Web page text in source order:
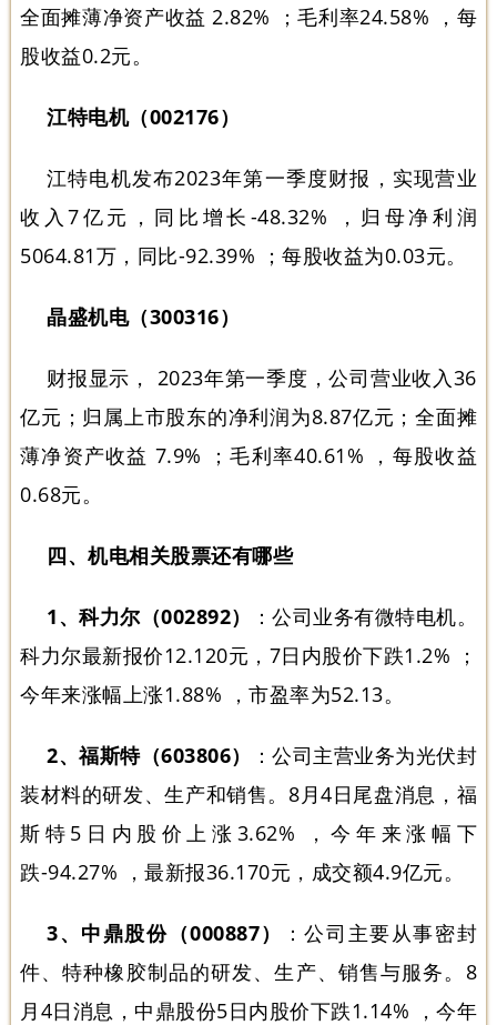
全面摊薄净资产收益 2.82% ；毛利率24.58% ，每
股收益0.2元。
江特电机（002176）
江特电机发布2023年第一季度财报，实现营业
收入7亿元，同比增长-48.32% ，归母净利润
5064.81万，同比-92.39% ；每股收益为0.03元。
晶盛机电（300316）
财报显示， 2023年第一季度，公司营业收入36
亿元；归属上市股东的净利润为8.87亿元；全面摊
薄净资产收益 7.9% ；毛利率40.61% ，每股收益
0.68元。
四、机电相关股票还有哪些
1、科力尔（002892）
：公司业务有微特电机。
科力尔最新报价12.120元，7日内股价下跌1.2% ；
今年来涨幅上涨1.88% ，市盈率为52.13。
2、福斯特（603806）
：公司主营业务为光伏封
装材料的研发、生产和销售。8月4日尾盘消息，福
斯特5日内股价上涨3.62% ，今年来涨幅下
跌-94.27% ，最新报36.170元，成交额4.9亿元。
3、中鼎股份（000887）
：公司主要从事密封
件、特种橡胶制品的研发、生产、销售与服务。8
月4日消息，中鼎股份5日内股价下跌1.14% ，今年